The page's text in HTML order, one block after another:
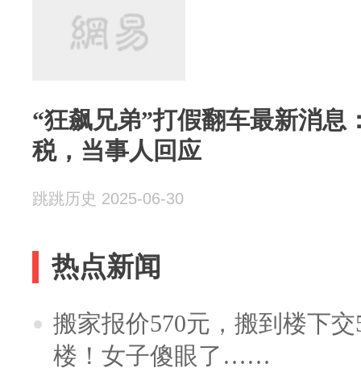
“狂飙兄弟”打假翻车最新消息
税，当事人回应
跳跳历史 2025-06-30
热点新闻
搬家报价570元，搬到楼下
楼！女子傻眼了……